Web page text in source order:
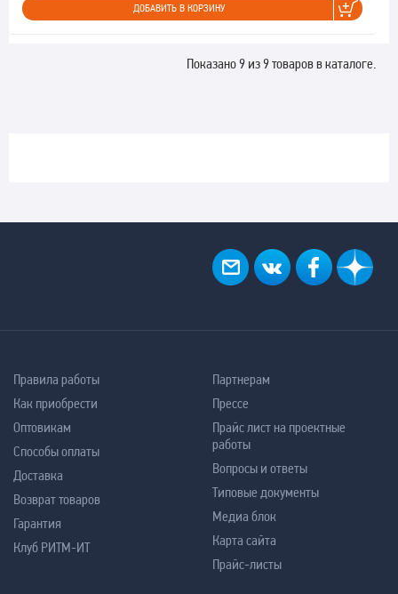
ДОБАВИТЬ В КОРЗИНУ
Показано 9 из 9 товаров в каталоге.
Правила работы
Как приобрести
Оптовикам
Способы оплаты
Доставка
Возврат товаров
Гарантия
Клуб РИТМ-ИТ
Партнерам
Прессе
Прайс лист на проектные
работы
Вопросы и ответы
Типовые документы
Медиа блок
Карта сайта
Прайс-листы